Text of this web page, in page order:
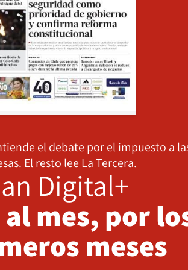
el debate por el impuesto a
El resto lee La Tercera.
Digital+
mes, por
meses